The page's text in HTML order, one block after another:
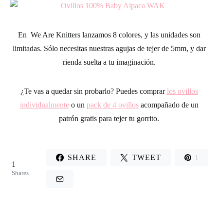
En We Are Knitterslanzamos 8 colores, y las unidades son
limitadas. Sólo necesitas nuestras agujas de tejer de 5mm, y dar
rienda suelta a tu imaginación.
¿Te vas a quedar sin probarlo? Puedes comprarlos ovillos
individualmenteo un pack de 4 ovillosacompañado de un
patrón gratis para tejer tu gorrito.
1
Shares
SHARE TWEET 1